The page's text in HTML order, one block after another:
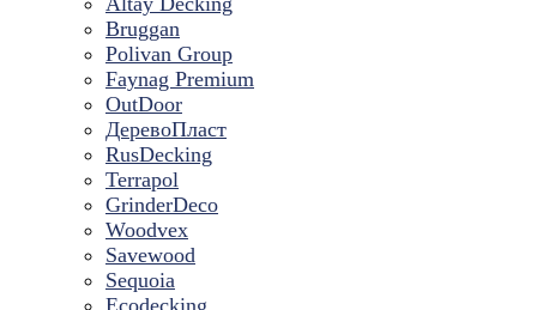
Bruggan
Polivan Group
Faynag Premium
OutDoor
ДеревоПласт
RusDecking
Terrapol
GrinderDeco
Woodvex
Savewood
Sequoia
Ecodecking